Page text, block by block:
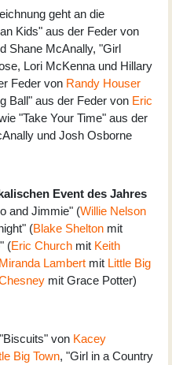
geht an die
Kids" aus der Feder von
Shane McAnally, "Girl
Lori McKenna und Hillary
Feder von Randy Houser
Ball" aus der Feder von Eric
"Take Your Time" aus der
und Josh Osborne
Event des Jahres
and Jimmie" (Willie Nelson
(Blake Shelton mit
(Eric Church mit Keith
Miranda Lambert mit Little Big
mit Grace Potter)
von Kacey
Big Town, "Girl in a Country